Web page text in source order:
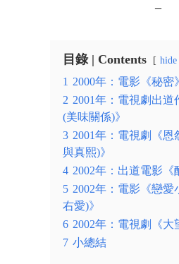
–
目錄 | Contents hide
1 2000年：電影《秘密》
2 2001年：電視劇出道
(美味關係)》
3 2001年：電視劇《恩
與真熙)》
4 2002年：出道電影《
5 2002年：電影《戀愛
右愛)》
6 2002年：電視劇《大
7 小總結